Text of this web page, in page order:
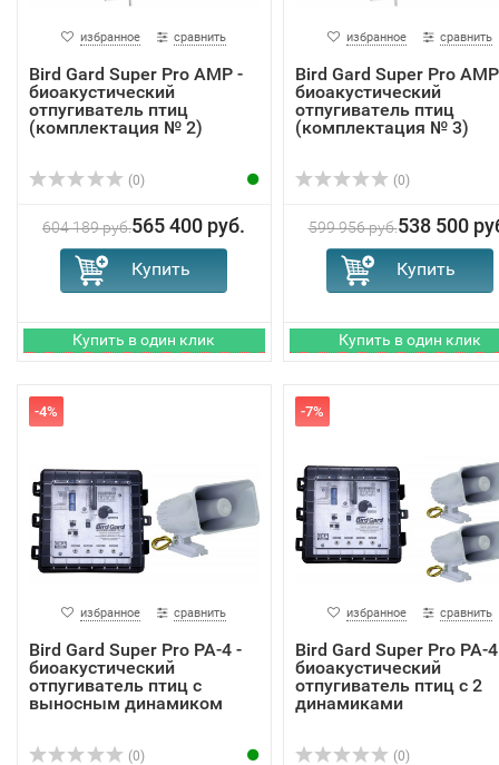
избранное сравнить
Bird Gard Super Pro AMP -
биоакустический
отпугиватель птиц
(комплектация № 2)
(0)
604 189 руб.565 400 руб.
избранное сравнить
Bird Gard Super Pro
биоакустический
отпугиватель птиц
(комплектация № 3)
(0)
599 956 руб.538 500
-4%
избранное сравнить
Bird Gard Super Pro PA-4 -
биоакустический
отпугиватель птиц с
выносным динамиком
(0)
-7%
избранное сравнить
Bird Gard Super Pro PA-
биоакустический
отпугиватель птиц с 2
динамиками
(0)